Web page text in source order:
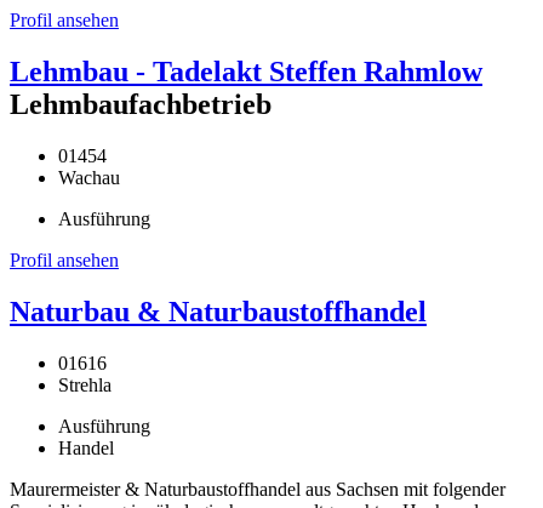
Profil ansehen
Lehmbau - Tadelakt Steffen Rahmlow
Lehmbaufachbetrieb
01454
Wachau
Ausführung
Profil ansehen
Naturbau & Naturbaustoffhandel
01616
Strehla
Ausführung
Handel
Maurermeister & Naturbaustoffhandel aus Sachsen mit folgender